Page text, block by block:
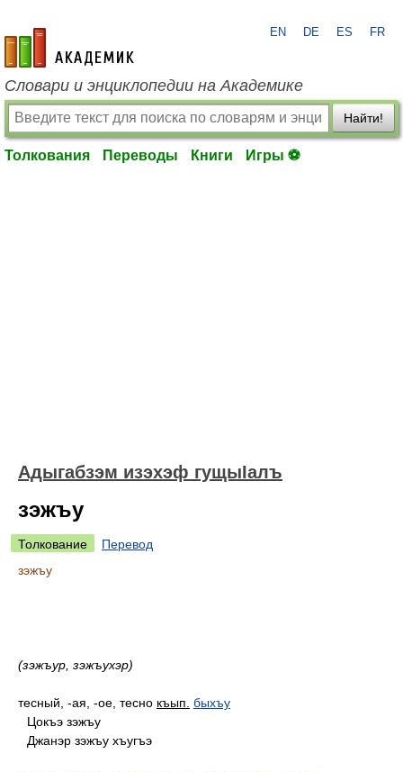
academic.ru
EN DE ES FR
Словари и энциклопедии на Академике
Найти!
Толкования Переводы Книги Игры ⚽
Адыгабзэм изэхэф гущыIалъ
зэжъу
Толкование
Перевод
зэжъу
(зэжъур, зэжъухэр)
тесный, -ая, -ое, тесно къып. быхъу
Цокъэ зэжъу
Джанэр зэжъу хъугъэ